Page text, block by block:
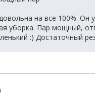
на все 100%. Он
уборка. Пар мощный,
:) Достаточный